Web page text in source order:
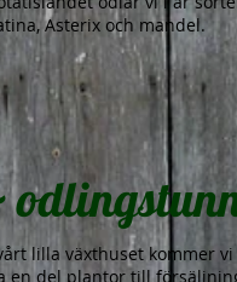
Asterix och mandel.
lilla växthuset kommer
en del plantor till